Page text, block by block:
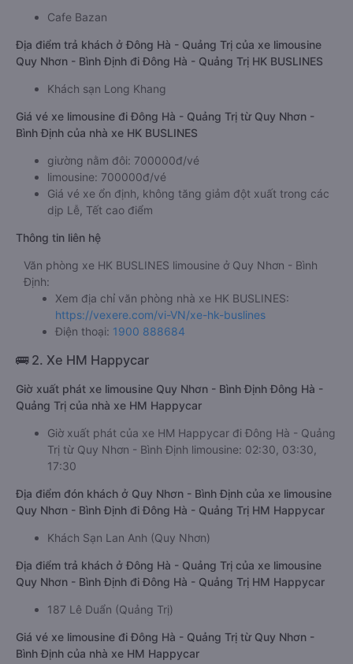
Cafe Bazan
Địa điểm trả khách ở Đông Hà - Quảng Trị của xe limousine
Quy Nhơn - Bình Định đi Đông Hà - Quảng Trị HK BUSLINES
Khách sạn Long Khang
Giá vé xe limousine đi Đông Hà - Quảng Trị từ Quy Nhơn -
Bình Định của nhà xe HK BUSLINES
giường nằm đôi: 700000đ/vé
limousine: 700000đ/vé
Giá vé xe ổn định, không tăng giảm đột xuất trong các
dịp Lễ, Tết cao điểm
Thông tin liên hệ
Văn phòng xe HK BUSLINES limousine ở Quy Nhơn - Bình
Định:
Xem địa chỉ văn phòng nhà xe HK BUSLINES:
https://vexere.com/vi-VN/xe-hk-buslines
Điện thoại: 1900 888684
🚌 2. Xe HM Happycar
Giờ xuất phát xe limousine Quy Nhơn - Bình Định Đông Hà -
Quảng Trị của nhà xe HM Happycar
Giờ xuất phát của xe HM Happycar đi Đông Hà - Quảng
Trị từ Quy Nhơn - Bình Định limousine: 02:30, 03:30,
17:30
Địa điểm đón khách ở Quy Nhơn - Bình Định của xe limousine
Quy Nhơn - Bình Định đi Đông Hà - Quảng Trị HM Happycar
Khách Sạn Lan Anh (Quy Nhơn)
Địa điểm trả khách ở Đông Hà - Quảng Trị của xe limousine
Quy Nhơn - Bình Định đi Đông Hà - Quảng Trị HM Happycar
187 Lê Duẩn (Quảng Trị)
Giá vé xe limousine đi Đông Hà - Quảng Trị từ Quy Nhơn -
Bình Định của nhà xe HM Happycar